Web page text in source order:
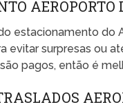
AEROPORTO
estacionamento do
evitar surpresas ou
pagos, então é